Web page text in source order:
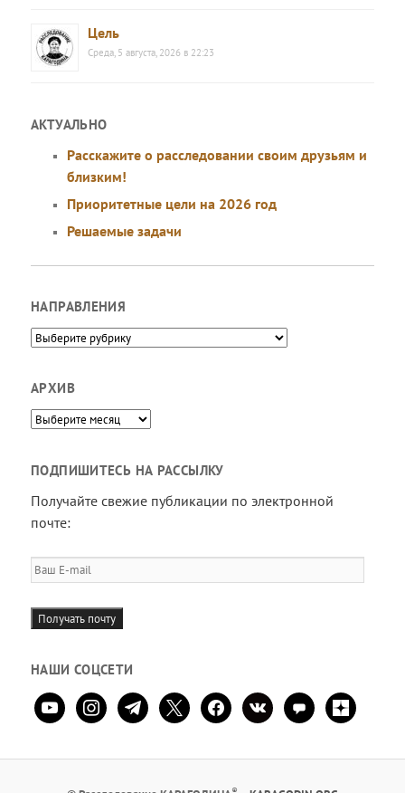
Цель
Среда, 5 августа, 2026 в 22:23
АКТУАЛЬНО
Расскажите о расследовании своим друзьям и
близким!
Приоритетные цели на 2026 год
Решаемые задачи
НАПРАВЛЕНИЯ
Направления
АРХИВ
Архив
ПОДПИШИТЕСЬ НА РАССЫЛКУ
Получайте свежие публикации по электронной
почте:
Ваш
E-
mail
Получать почту
НАШИ СОЦСЕТИ
youtubeinstagramtelegram
x facebookvkontaktecomment
zen-
yandex